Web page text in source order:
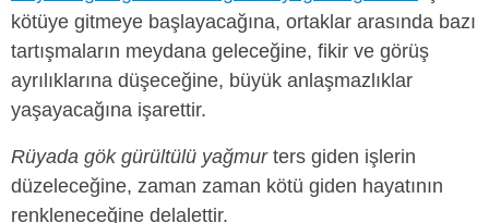
kötüye gitmeye başlayacağına, ortaklar arasında bazı
tartışmaların meydana geleceğine, fikir ve görüş
ayrılıklarına düşeceğine, büyük anlaşmazlıklar
yaşayacağına işarettir.
Rüyada gök gürültülü yağmurters giden işlerin
düzeleceğine, zaman zaman kötü giden hayatının
renkleneceğine delalettir.